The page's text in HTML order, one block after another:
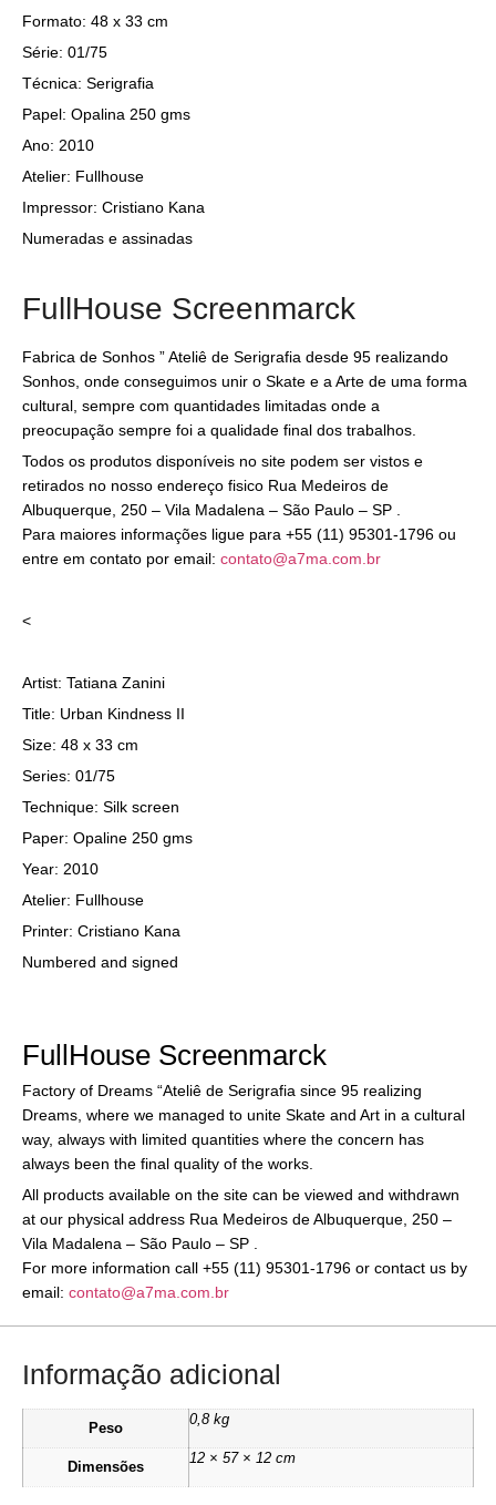
Formato: 48 x 33 cm
Série: 01/75
Técnica: Serigrafia
Papel: Opalina 250 gms
Ano: 2010
Atelier: Fullhouse
Impressor: Cristiano Kana
Numeradas e assinadas
FullHouse Screenmarck
Fabrica de Sonhos ” Ateliê de Serigrafia desde 95 realizando
Sonhos, onde conseguimos unir o Skate e a Arte de uma forma
cultural, sempre com quantidades limitadas onde a
preocupação sempre foi a qualidade final dos trabalhos.
Todos os produtos disponíveis no site podem ser vistos e
retirados no nosso endereço fisico Rua Medeiros de
Albuquerque, 250 – Vila Madalena – São Paulo – SP .
Para maiores informações ligue para +55 (11) 95301-1796 ou
entre em contato por email: contato@a7ma.com.br
<
Artist: Tatiana Zanini
Title: Urban Kindness II
Size: 48 x 33 cm
Series: 01/75
Technique: Silk screen
Paper: Opaline 250 gms
Year: 2010
Atelier: Fullhouse
Printer: Cristiano Kana
Numbered and signed
FullHouse Screenmarck
Factory of Dreams “Ateliê de Serigrafia since 95 realizing
Dreams, where we managed to unite Skate and Art in a cultural
way, always with limited quantities where the concern has
always been the final quality of the works.
All products available on the site can be viewed and withdrawn
at our physical address Rua Medeiros de Albuquerque, 250 –
Vila Madalena – São Paulo – SP .
For more information call +55 (11) 95301-1796 or contact us by
email: contato@a7ma.com.br
Informação adicional
Peso
0,8 kg
Dimensões
12 × 57 × 12 cm